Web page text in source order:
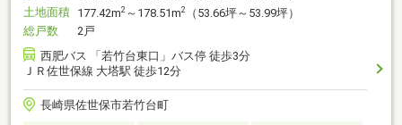
土地面積 177.42m2 ～178.51m2
（53.66坪～53.99坪）
総戸数
2戸
西肥バス 「若竹台東口」バス停 徒歩3分
ＪＲ佐世保線 大塔駅 徒歩12分
長崎県佐世保市若竹台町